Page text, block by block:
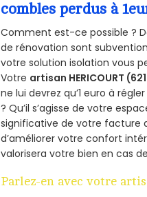
combles perdus à
Comment est-ce possible ?
de rénovation sont
votre solution isolation vous
Votre artisan HERICOURT
ne lui devrez qu’1 euro à
? Qu’il s’agisse de votre
significative de votre facture
d’améliorer votre confort
valorisera votre bien en cas
Parlez-en avec votre